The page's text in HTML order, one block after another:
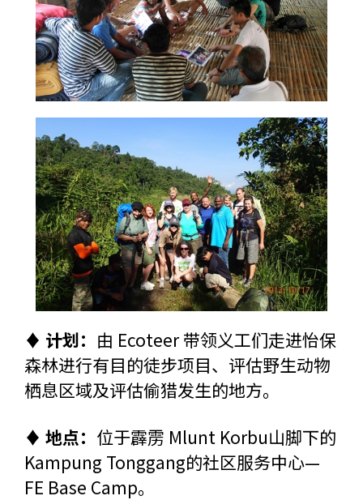
♦ 计划： 由 Ecoteer 带领义工们走进怡保
森林进行有目的徒步项目、评估野生动物
栖息区域及评估偷猎发生的地方。
♦ 地点： 位于霹雳 Mlunt Korbu山脚下的
Kampung Tonggang的社区服务中心—
FE Base Camp。